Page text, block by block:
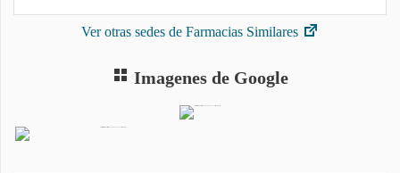
Ver otras sedes de Farmacias Similares
Imagenes de Google